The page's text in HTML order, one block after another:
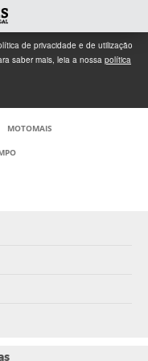
de privacidade e de utilização
saber mais, leia a nossa política
MOTOMAIS